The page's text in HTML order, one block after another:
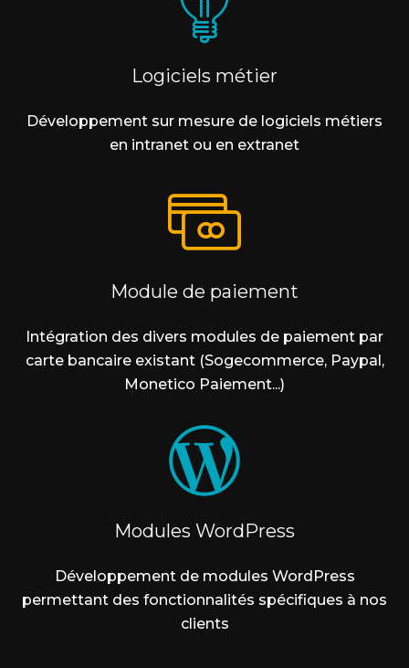
Logiciels métier
Développement sur mesure de logiciels métiers
en intranet ou en extranet
Module de paiement
Intégration des divers modules de paiement par
carte bancaire existant (Sogecommerce, Paypal,
Monetico Paiement...)
Modules WordPress
Développement de modules WordPress
permettant des fonctionnalités spécifiques à nos
clients